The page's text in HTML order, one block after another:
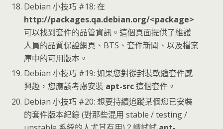
Debian 小技巧 #18: 在
http://packages.qa.debian.org/<package>
可以找到套件的品管資訊。這個頁面提供了維護
人員的品質保證網頁、BTS、套件新聞、以及檔案
庫中的可用版本。
Debian 小技巧 #19: 如果您對從封裝軟體套件感
興趣，您應該考慮安裝 apt-src這個套件。
Debian 小技巧 #20: 想要持續追蹤某個您已安裝
的套件版本紀錄 (對那些混用 stable / testing /